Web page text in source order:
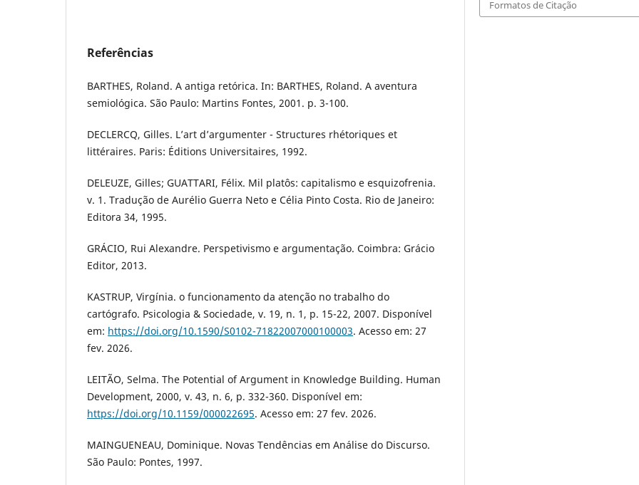
Referências
BARTHES, Roland. A antiga retórica. In: BARTHES, Roland. A aventura
semiológica. São Paulo: Martins Fontes, 2001. p. 3-100.
DECLERCQ, Gilles. L’art d’argumenter - Structures rhétoriques et
littéraires. Paris: Éditions Universitaires, 1992.
DELEUZE, Gilles; GUATTARI, Félix. Mil platôs: capitalismo e esquizofrenia.
v. 1. Tradução de Aurélio Guerra Neto e Célia Pinto Costa. Rio de Janeiro:
Editora 34, 1995.
GRÁCIO, Rui Alexandre. Perspetivismo e argumentação. Coimbra: Grácio
Editor, 2013.
KASTRUP, Virgínia. o funcionamento da atenção no trabalho do
cartógrafo. Psicologia & Sociedade, v. 19, n. 1, p. 15-22, 2007. Disponível
em: https://doi.org/10.1590/S0102-71822007000100003. Acesso em: 27
fev. 2026.
LEITÃO, Selma. The Potential of Argument in Knowledge Building. Human
Development, 2000, v. 43, n. 6, p. 332-360. Disponível em:
https://doi.org/10.1159/000022695. Acesso em: 27 fev. 2026.
MAINGUENEAU, Dominique. Novas Tendências em Análise do Discurso.
São Paulo: Pontes, 1997.
Formatos de Citação